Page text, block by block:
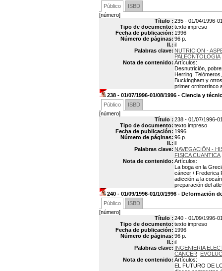
Público
ISBD
[número]
Título : 235 - 01/04/1996-
Tipo de documento: texto impreso
Fecha de publicación: 1996
Número de páginas: 96 p.
Il.: il
Palabras clave: NUTRICION -
PALEONTOLOGIA
Nota de contenido: Artículos:
Desnutrición,
Herring.
Buckingham y
primer ornitorrinco
238 - 01/07/1996-01/08/1996 - Ciencia y
Público
ISBD
[número]
Título : 238 - 01/07/1996-
Tipo de documento: texto impreso
Fecha de publicación: 1996
Número de páginas: 96 p.
Il.: il
Palabras clave: NAVEGACIÖN -
FISICA CUANTICA
Nota de contenido: Artículos:
La boga en la
cáncer / Frederica
adicción a la
preparación del
240 - 01/09/1996-01/10/1996 -
Público
ISBD
[número]
Título : 240 - 01/09/1996-
Tipo de documento: texto impreso
Fecha de publicación: 1996
Número de páginas: 96 p.
Il.: il
Palabras clave: INGENIERIA
CANCER
Nota de contenido: Artículos:
EL FUTURO DE